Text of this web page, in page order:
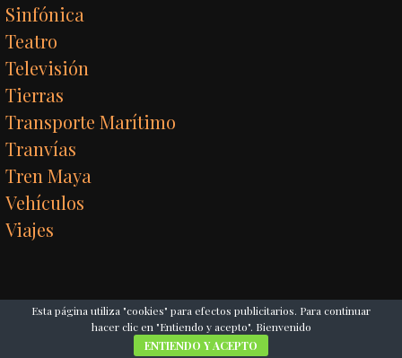
Sinfónica
Teatro
Televisión
Tierras
Transporte Marítimo
Tranvías
Tren Maya
Vehículos
Viajes
Esta página utiliza "cookies" para efectos publicitarios. Para continuar
hacer clic en "Entiendo y acepto". Bienvenido
ENTIENDO Y ACEPTO